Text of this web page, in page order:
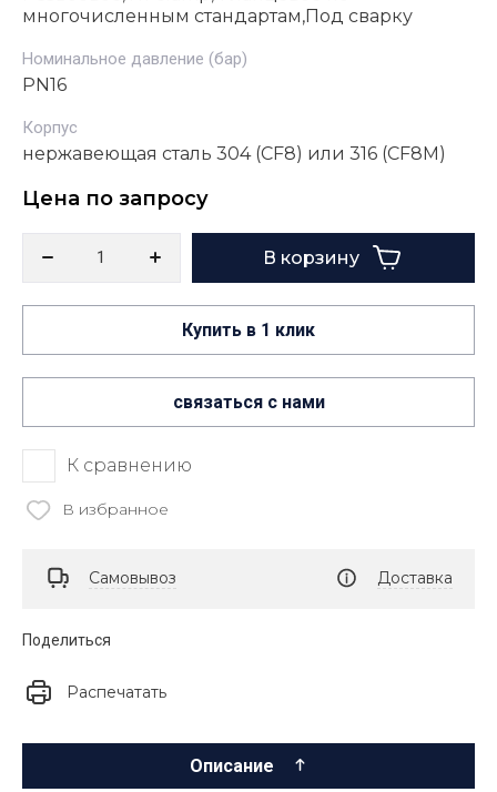
многочисленным стандартам,Под сварку
Номинальное давление (бар)
PN16
Корпус
нержавеющая сталь 304 (CF8) или 316 (CF8M)
Цена по запросу
В корзину
Купить в 1 клик
связаться с нами
К сравнению
В избранное
Самовывоз Доставка
Поделиться
Распечатать
Описание